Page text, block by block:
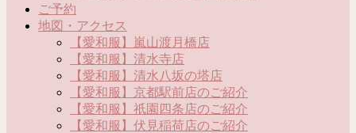
ご予約
地図・アクセス
【愛和服】嵐山渡月橋店
【愛和服】清水寺店
【愛和服】清水八坂の塔店
【愛和服】京都駅前店のご紹介
【愛和服】祇園四条店のご紹介
【愛和服】伏見稲荷店のご紹介